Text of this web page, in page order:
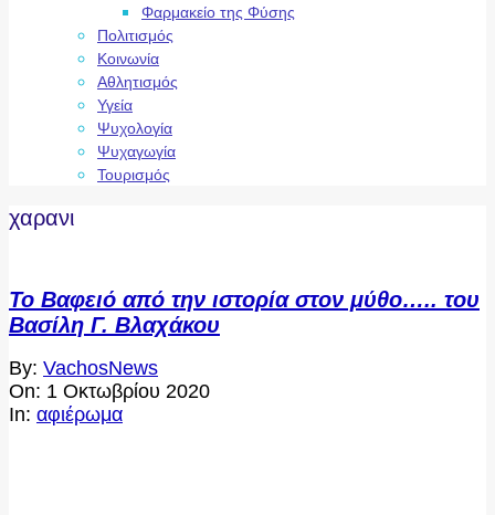
Φαρμακείο της Φύσης
Πολιτισμός
Κοινωνία
Αθλητισμός
Υγεία
Ψυχολογία
Ψυχαγωγία
Τουρισμός
χαρανι
Το Βαφειό από την ιστορία στον μύθο….. του
Βασίλη Γ. Βλαχάκου
2020-
10-
01
By: VachosNews
On: 1 Οκτωβρίου 2020
In: αφιέρωμα